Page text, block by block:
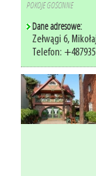
POKOJE GOŚCINNE
Dane adresowe:
Zełwągi 6,
Telefon: